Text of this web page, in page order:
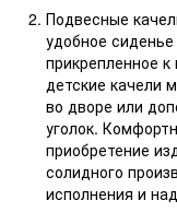
Подвесные
удобное
прикрепленное
детские качели
во дворе или
уголок.
приобретение
солидного
исполнения и